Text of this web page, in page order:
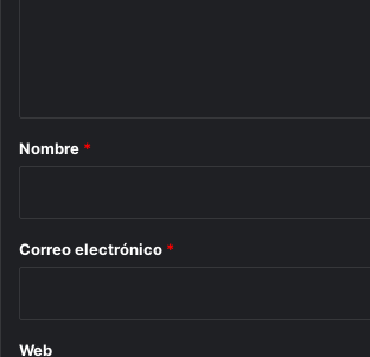
r
*
Nombre *
Correo electrónico *
Web